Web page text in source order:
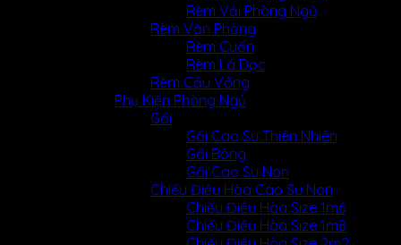
Rèm Vải Phòng Ngủ
Rèm Văn Phòng
Rèm Cuốn
Rèm Lá Dọc
Rèm Cầu Vồng
Phụ Kiện Phòng Ngủ
Gối
Gối Cao Su Thiên Nhiên
Gối Bông
Gối Cao Su Non
Chiếu Điều Hòa Cao Su Non
Chiếu Điều Hòa Size 1m6
Chiếu Điều Hòa Size 1m8